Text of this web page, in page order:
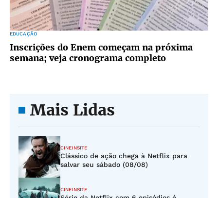
EDUCAÇÃO
Inscrições do Enem começam na próxima
semana; veja cronograma completo
Mais Lidas
CINEINSITE
Clássico de ação chega à Netflix para
salvar seu sábado (08/08)
CINEINSITE